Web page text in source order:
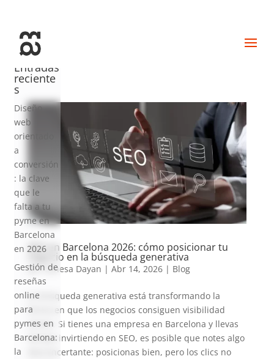
SEO en Barcelona 2026: cómo posicionar tu
negocio en la búsqueda generativa
porVanesa Dayan | Abr 14, 2026| Blog
La búsqueda generativa está transformando la
forma en que los negocios consiguen visibilidad
online. Si tienes una empresa en Barcelona y llevas
tiempo invirtiendo en SEO, es posible que notes algo
desconcertante: posicionas bien, pero los clics no
Entradas
reciente
s
Diseño
web
orientado
a
conversión
: la clave
que le
falta a tu
pyme en
Barcelona
en 2026
Gestión de
reseñas
online
para
pymes en
Barcelona:
la